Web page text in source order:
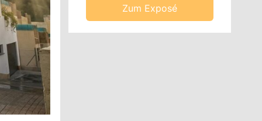
Zum Exposé